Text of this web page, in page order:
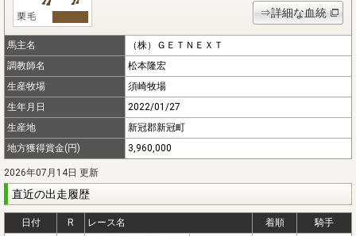
⇒詳細な血統
馬主名
（株）ＧＥＴＮＥＸＴ
調教師名
松本隆宏
生産牧場
須崎牧場
生年月日
2022/01/27
生産地
新冠郡新冠町
地方獲得賞金(円)
3,960,000
2026年07月14日 更新
直近の出走履歴
日付 R レース名 着順 騎手